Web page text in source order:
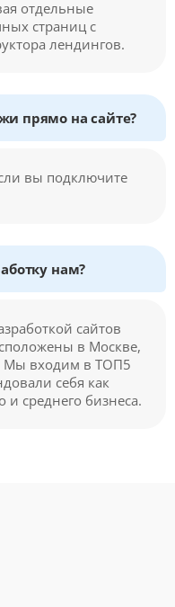
отдельные
страниц с
лендингов.
прямо на сайте?
вы подключите
нам?
сайтов
в Москве,
Мы входим в ТОП5
себя как
среднего бизнеса.